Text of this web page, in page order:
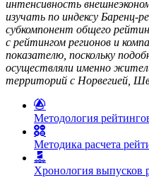
интенсивность
изучать по индексу Баренц-
субкомпонент общего
с рейтингом регионов и
показателю, поскольку
осуществляли именно
территорий с Норвегией,
Методология
Методика расчета
Хронология выпусков